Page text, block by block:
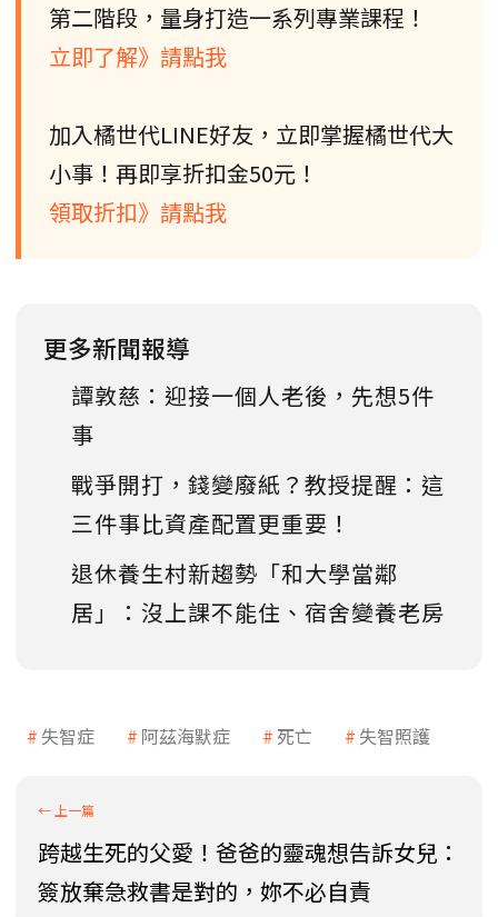
第二階段，量身打造一系列專業課程！
立即了解》請點我
加入橘世代LINE好友，立即掌握橘世代大
小事！再即享折扣金50元！
領取折扣》請點我
更多新聞報導
譚敦慈：迎接一個人老後，先想5件
事
戰爭開打，錢變廢紙？教授提醒：這
三件事比資產配置更重要！
退休養生村新趨勢「和大學當鄰
居」：沒上課不能住、宿舍變養老房
失智症 阿茲海默症 死亡 失智照護
跨越生死的父愛！爸爸的靈魂想告訴女兒：
簽放棄急救書是對的，妳不必自責